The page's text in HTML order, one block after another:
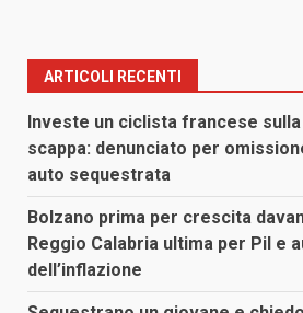
ARTICOLI RECENTI
Investe un ciclista francese
scappa: denunciato per
auto sequestrata
Bolzano prima per crescita
Reggio Calabria ultima per Pil e
dell’inflazione